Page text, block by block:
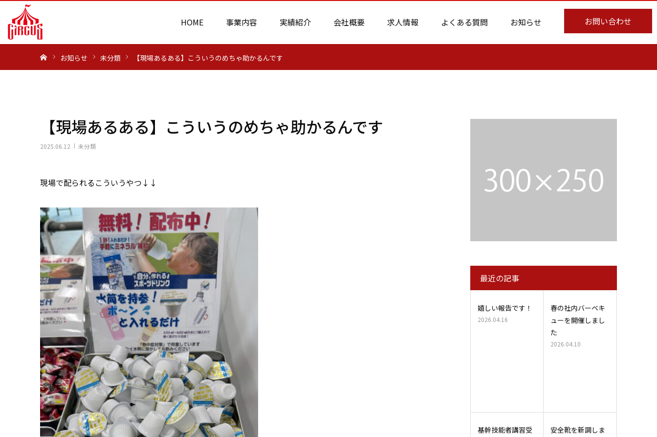
お問い合わせ
HOME 事業内容 実績紹介 会社概要 求人情報 よくある質問 お知らせ
お知らせ 未分類 【現場あるある】こういうのめちゃ助かるんです
【現場あるある】こういうのめちゃ助かるんです
2025.06.12 未分類
現場で配られるこういうやつ↓↓
最近の記事
嬉しい報告です！
2026.04.16
春の社内バーベキ
ューを開催しまし
た
2026.04.10
基幹技能者講習受
安全靴を新調しま